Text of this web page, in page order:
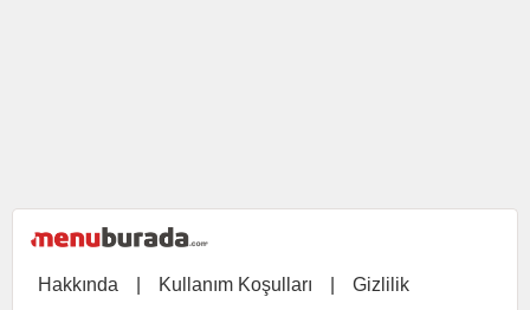
Hakkında Kullanım Koşulları Gizlilik